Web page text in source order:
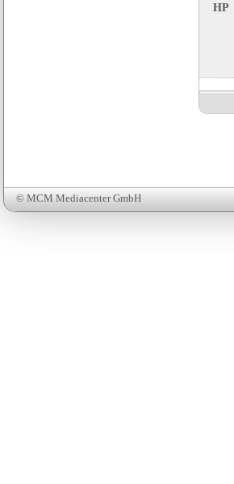
HP
© MCM Mediacenter GmbH